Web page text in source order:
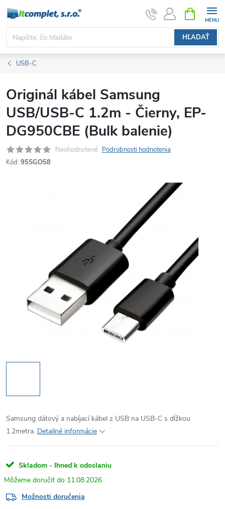
Prejsť
obsah
HĽADAŤ
KOŠÍK
USB-C
Originál kábel Samsung
USB/USB-C 1.2m - Čierny, EP-
DG950CBE (Bulk balenie)
Neohodnotené Podrobnosti hodnotenia
Kód: 95SGO58
Samsung dátový a nabíjací kábel z USB na USB-C s dĺžkou
1.2metra. Detailné informácie
Skladom - Ihneď k odoslaniu
11.08.2026
Možnosti doručenia